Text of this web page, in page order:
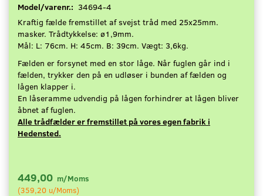
Model/varenr.: 34694-4
Kraftig fælde fremstillet af svejst tråd med 25x25mm.
masker. Trådtykkelse: ø1,9mm.
Mål: L: 76cm. H: 45cm. B: 39cm. Vægt: 3,6kg.
Fælden er forsynet med en stor låge. Når fuglen går ind i
fælden, trykker den på en udløser i bunden af fælden og
lågen klapper i.
En låseramme udvendig på lågen forhindrer at lågen bliver
åbnet af fuglen.
Alle trådfælder er fremstillet på vores egen fabrik i
Hedensted.
449,00 m/Moms
(359,20 u/Moms)